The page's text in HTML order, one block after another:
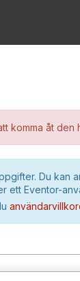
komma åt den
Du kan
ett Eventor-